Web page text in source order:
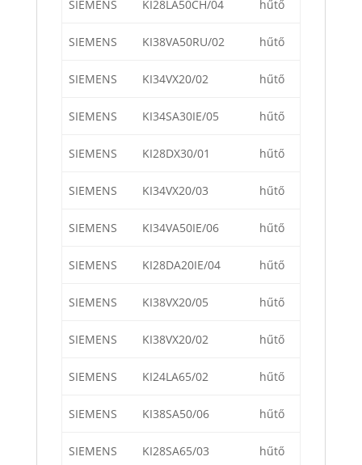
SIEMENS KI28LA50CH/04 hűtő
SIEMENS KI38VA50RU/02 hűtő
SIEMENS KI34VX20/02 hűtő
SIEMENS KI34SA30IE/05 hűtő
SIEMENS KI28DX30/01 hűtő
SIEMENS KI34VX20/03 hűtő
SIEMENS KI34VA50IE/06 hűtő
SIEMENS KI28DA20IE/04 hűtő
SIEMENS KI38VX20/05 hűtő
SIEMENS KI38VX20/02 hűtő
SIEMENS KI24LA65/02 hűtő
SIEMENS KI38SA50/06 hűtő
SIEMENS KI28SA65/03 hűtő